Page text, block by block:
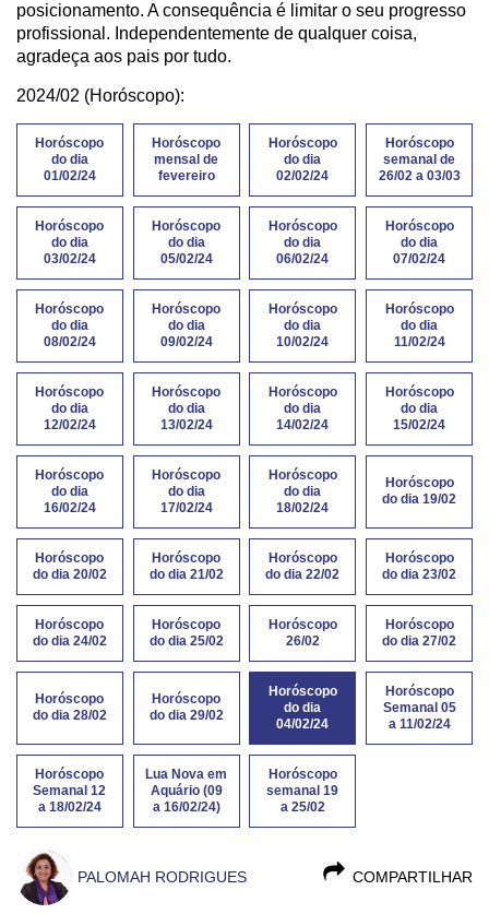
posicionamento. A consequência é limitar o seu progresso
profissional. Independentemente de qualquer coisa,
agradeça aos pais por tudo.
2024/02 (Horóscopo):
Horóscopo
do dia
01/02/24
Horóscopo
mensal de
fevereiro
Horóscopo
do dia
02/02/24
Horóscopo
semanal de
26/02 a 03/03
Horóscopo
do dia
03/02/24
Horóscopo
do dia
05/02/24
Horóscopo
do dia
06/02/24
Horóscopo
do dia
07/02/24
Horóscopo
do dia
08/02/24
Horóscopo
do dia
09/02/24
Horóscopo
do dia
10/02/24
Horóscopo
do dia
11/02/24
Horóscopo
do dia
12/02/24
Horóscopo
do dia
13/02/24
Horóscopo
do dia
14/02/24
Horóscopo
do dia
15/02/24
Horóscopo
do dia
16/02/24
Horóscopo
do dia
17/02/24
Horóscopo
do dia
18/02/24
Horóscopo
do dia 19/02
Horóscopo
do dia 20/02
Horóscopo
do dia 21/02
Horóscopo
do dia 22/02
Horóscopo
do dia 23/02
Horóscopo
do dia 24/02
Horóscopo
do dia 25/02
Horóscopo
26/02
Horóscopo
do dia 27/02
Horóscopo
do dia 28/02
Horóscopo
do dia 29/02
Horóscopo
do dia
04/02/24
Horóscopo
Semanal 05
a 11/02/24
Horóscopo
Semanal 12
a 18/02/24
Lua Nova em
Aquário (09
a 16/02/24)
Horóscopo
semanal 19
a 25/02
COMPARTILHAR
PALOMAH RODRIGUES